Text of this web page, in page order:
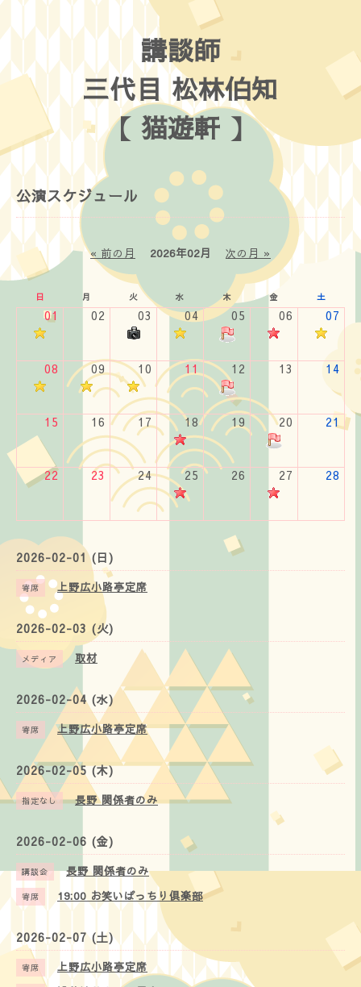
講談師
三代目 松林伯知
【 猫遊軒 】
公演スケジュール
« 前の月 2026年02月 次の月 »
日 月 火 水 木 金 土
01 02 03 04 05 06 07
08 09 10 11 12 13 14
15 16 17 18 19 20 21
22 23 24 25 26 27 28
2026-02-01 (日)
寄席 上野広小路亭定席
2026-02-03 (火)
メディア 取材
2026-02-04 (水)
寄席 上野広小路亭定席
2026-02-05 (木)
指定なし 長野 関係者のみ
2026-02-06 (金)
講談会 長野 関係者のみ
寄席 19:00 お笑いぱっちり倶楽部
2026-02-07 (土)
寄席 上野広小路亭定席